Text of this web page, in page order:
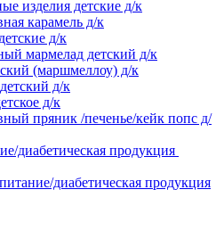
изделия детские д/к
карамель д/к
д/к
мармелад детский д/к
(маршмеллоу) д/к
д/к
д/к
пряник /печенье/кейк попс д/
диабетическая продукция
диабетическая продукция